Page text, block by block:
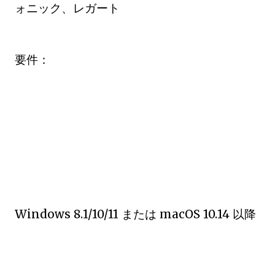
ォニック、レガート
要件：
Windows 8.1/10/11 または macOS 10.14 以降